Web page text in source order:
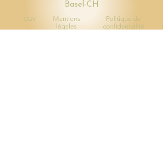
Basel-CH
CGV
Mentions
légales
Politique de
confidentialité